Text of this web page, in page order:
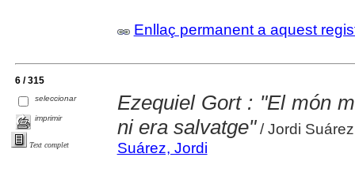
Enllaç permanent a aquest
6 / 315
seleccionar
imprimir
Text complet
Ezequiel Gort : "El món
ni era salvatge"/ Jordi Suárez
Suárez, Jordi